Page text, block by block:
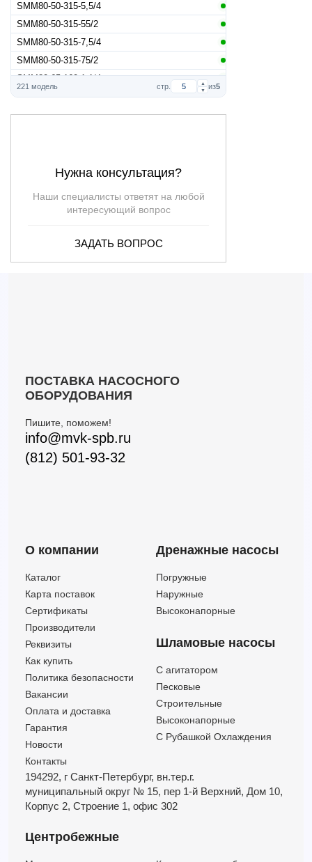
SMM80-50-315-5,5/4
SMM80-50-315-55/2
SMM80-50-315-7,5/4
SMM80-50-315-75/2
SMM80-65-160-1,1/4
SMM80-65-160-1,5/4
SMM80-65-160-11/2
SMM80-65-160-2,2/4
221 модель стр.
▲
▼
из5
Нужна консультация?
Наши специалисты ответят на любой
интересующий вопрос
ЗАДАТЬ ВОПРОС
ПОСТАВКА НАСОСНОГО
ОБОРУДОВАНИЯ
Пишите, поможем!
info@mvk-spb.ru
(812) 501-93-32
О компании
Каталог
Карта поставок
Сертификаты
Производители
Реквизиты
Как купить
Политика безопасности
Вакансии
Оплата и доставка
Гарантия
Новости
Контакты
Дренажные насосы
Погружные
Наружные
Высоконапорные
Шламовые насосы
C агитатором
Песковые
Строительные
Высоконапорные
С Рубашкой Охлаждения
194292, г Санкт-Петербург, вн.тер.г.
муниципальный округ № 15, пер 1-й Верхний, Дом 10,
Корпус 2, Строение 1, офис 302
Центробежные